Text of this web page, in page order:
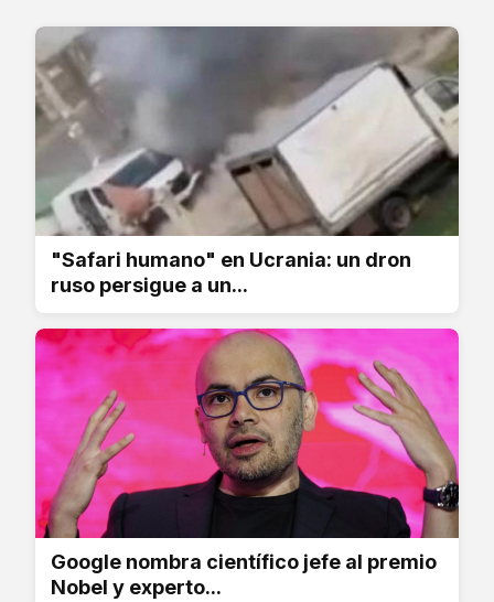
"Safari humano" en Ucrania: un dron
ruso persigue a un...
Google nombra científico jefe al premio
Nobel y experto...